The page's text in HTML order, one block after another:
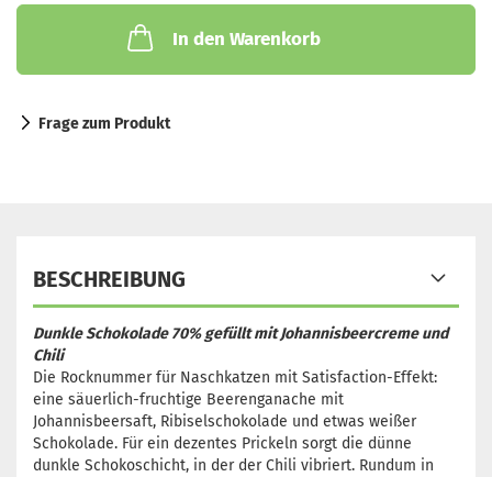
In den Warenkorb
Frage zum Produkt
BESCHREIBUNG
Dunkle Schokolade 70% gefüllt mit Johannisbeercreme und
Chili
Die Rocknummer für Naschkatzen mit Satisfaction-Effekt:
eine säuerlich-fruchtige Beerenganache mit
Johannisbeersaft, Ribiselschokolade und etwas weißer
Schokolade. Für ein dezentes Prickeln sorgt die dünne
dunkle Schokoschicht, in der der Chili vibriert. Rundum in